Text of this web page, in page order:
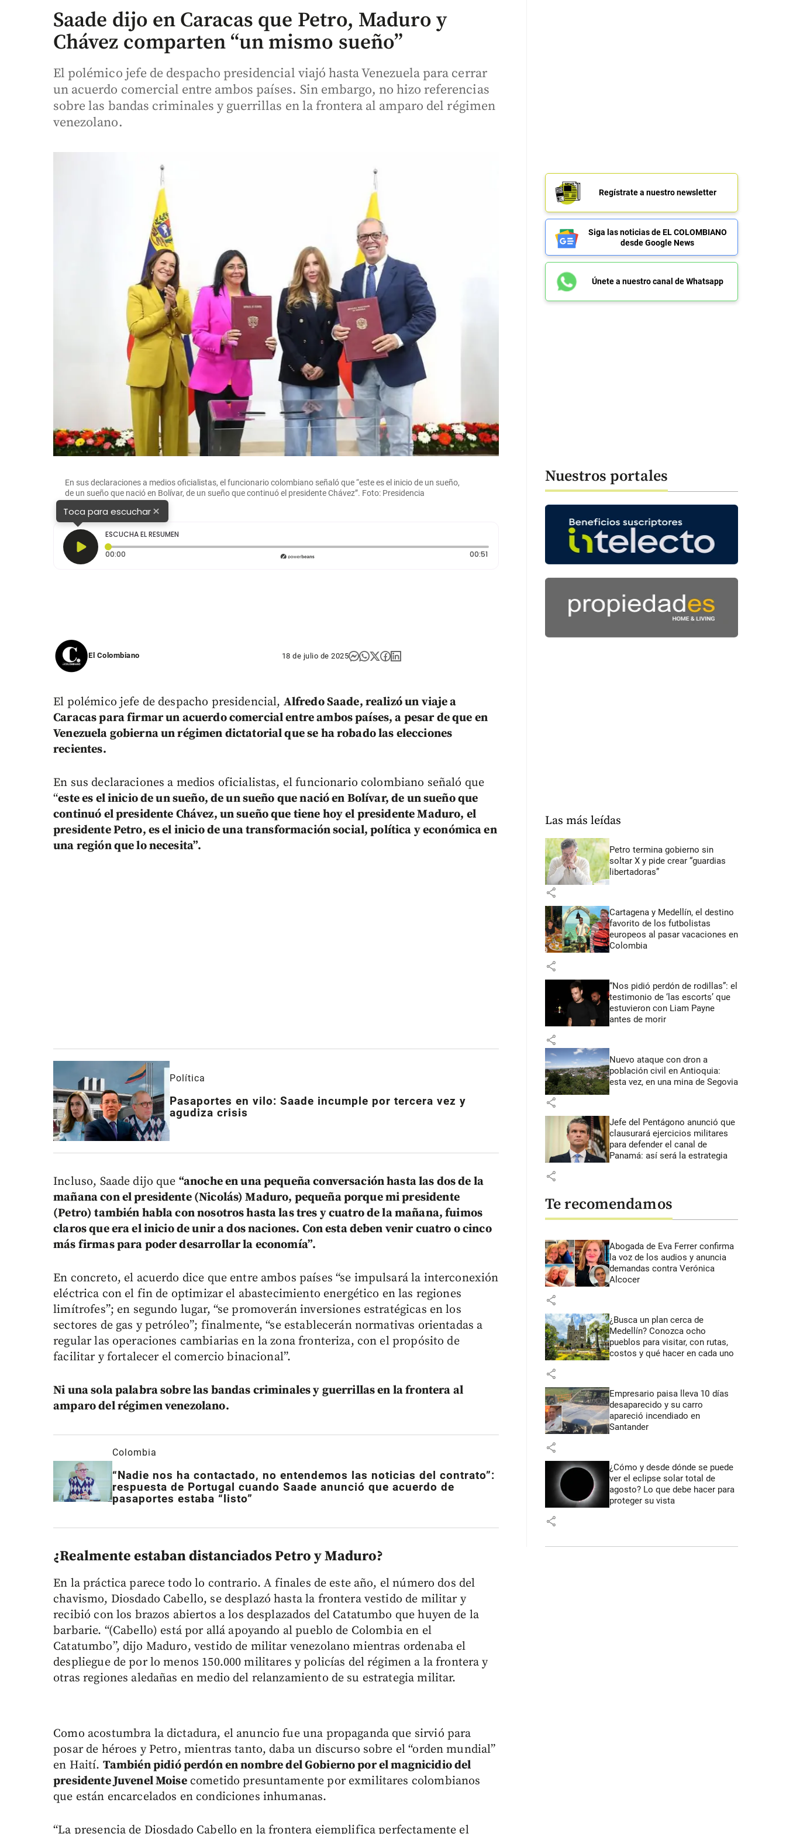
Saade dijo en Caracas que Petro, Maduro y
Chávez comparten “un mismo sueño”
El polémico jefe de despacho presidencial viajó hasta Venezuela para cerrar
un acuerdo comercial entre ambos países. Sin embargo, no hizo referencias
sobre las bandas criminales y guerrillas en la frontera al amparo del régimen
venezolano.
En sus declaraciones a medios oficialistas, el funcionario colombiano señaló que “este es el inicio de un sueño,
de un sueño que nació en Bolívar, de un sueño que continuó el presidente Chávez”. Foto: Presidencia
Toca para escuchar×
ESCUCHA EL RESUMEN
00:00
00:51
El Colombiano 18 de julio de 2025
El polémico jefe de despacho presidencial, Alfredo Saade, realizó un viaje a
Caracas para firmar un acuerdo comercial entre ambos países, a pesar de que en
Venezuela gobierna un régimen dictatorial que se ha robado las elecciones
recientes.
En sus declaraciones a medios oficialistas, el funcionario colombiano señaló que
“este es el inicio de un sueño, de un sueño que nació en Bolívar, de un sueño que
continuó el presidente Chávez, un sueño que tiene hoy el presidente Maduro, el
presidente Petro, es el inicio de una transformación social, política y económica en
una región que lo necesita”.
Política
Pasaportes en vilo: Saade incumple por tercera vez y
agudiza crisis
Incluso, Saade dijo que “anoche en una pequeña conversación hasta las dos de la
mañana con el presidente (Nicolás) Maduro, pequeña porque mi presidente
(Petro) también habla con nosotros hasta las tres y cuatro de la mañana, fuimos
claros que era el inicio de unir a dos naciones. Con esta deben venir cuatro o cinco
más firmas para poder desarrollar la economía”.
En concreto, el acuerdo dice que entre ambos países “se impulsará la interconexión
eléctrica con el fin de optimizar el abastecimiento energético en las regiones
limítrofes”; en segundo lugar, “se promoverán inversiones estratégicas en los
sectores de gas y petróleo”; finalmente, “se establecerán normativas orientadas a
regular las operaciones cambiarias en la zona fronteriza, con el propósito de
facilitar y fortalecer el comercio binacional”.
Ni una sola palabra sobre las bandas criminales y guerrillas en la frontera al
amparo del régimen venezolano.
Colombia
“Nadie nos ha contactado, no entendemos las noticias del contrato”:
respuesta de Portugal cuando Saade anunció que acuerdo de
pasaportes estaba “listo”
¿Realmente estaban distanciados Petro y Maduro?
En la práctica parece todo lo contrario. A finales de este año, el número dos del
chavismo, Diosdado Cabello, se desplazó hasta la frontera vestido de militar y
recibió con los brazos abiertos a los desplazados del Catatumbo que huyen de la
barbarie. “(Cabello) está por allá apoyando al pueblo de Colombia en el
Catatumbo”, dijo Maduro, vestido de militar venezolano mientras ordenaba el
despliegue de por lo menos 150.000 militares y policías del régimen a la frontera y
otras regiones aledañas en medio del relanzamiento de su estrategia militar.
Como acostumbra la dictadura, el anuncio fue una propaganda que sirvió para
posar de héroes y Petro, mientras tanto, daba un discurso sobre el “orden mundial”
en Haití. También pidió perdón en nombre del Gobierno por el magnicidio del
presidente Juvenel Moisecometido presuntamente por exmilitares colombianos
que están encarcelados en condiciones inhumanas.
“La presencia de Diosdado Cabello en la frontera ejemplifica perfectamente el
Regístrate a nuestro newsletter
Siga las noticias de EL COLOMBIANO
desde Google News
Únete a nuestro canal de Whatsapp
Nuestros portales
Las más leídas
Petro termina gobierno sin
soltar X y pide crear “guardias
libertadoras”
share
Cartagena y Medellín, el destino
favorito de los futbolistas
europeos al pasar vacaciones en
Colombia
share
“Nos pidió perdón de rodillas”: el
testimonio de ‘las escorts’ que
estuvieron con Liam Payne
antes de morir
share
Nuevo ataque con dron a
población civil en Antioquia:
esta vez, en una mina de Segovia
share
Jefe del Pentágono anunció que
clausurará ejercicios militares
para defender el canal de
Panamá: así será la estrategia
share
Te recomendamos
Abogada de Eva Ferrer confirma
la voz de los audios y anuncia
demandas contra Verónica
Alcocer
share
¿Busca un plan cerca de
Medellín? Conozca ocho
pueblos para visitar, con rutas,
costos y qué hacer en cada uno
share
Empresario paisa lleva 10 días
desaparecido y su carro
apareció incendiado en
Santander
share
¿Cómo y desde dónde se puede
ver el eclipse solar total de
agosto? Lo que debe hacer para
proteger su vista
share